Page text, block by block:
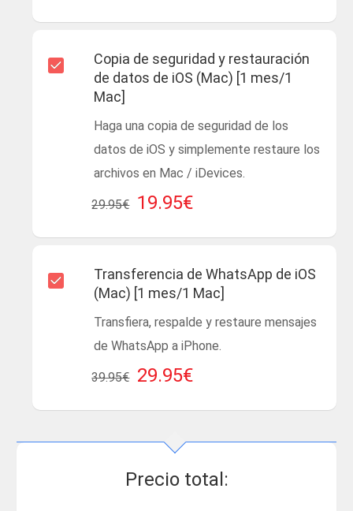
Copia de seguridad y restauración
de datos de iOS (Mac) [1 mes/1
Mac]
Haga una copia de seguridad de los
datos de iOS y simplemente restaure los
archivos en Mac / iDevices.
19.95€
29.95€
Transferencia de WhatsApp de iOS
(Mac) [1 mes/1 Mac]
Transfiera, respalde y restaure mensajes
de WhatsApp a iPhone.
29.95€
39.95€
Precio total: